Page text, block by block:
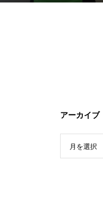
アーカイブ
月を選択